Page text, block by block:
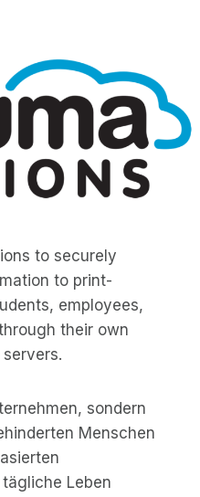
to securely
to print-
employees,
their own
sondern
Menschen
Leben